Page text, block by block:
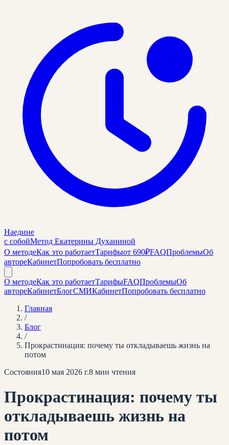
Наедине
с собойМетод Екатерины Духаниной
О методеКак это работаетТарифыот 690₽FAQПроблемыОб
автореКабинетПопробовать бесплатно
О методеКак это работаетТарифыFAQПроблемыОб
автореКабинетБлогСМИКабинетПопробовать бесплатно
Главная
/
Блог
/
Прокрастинация: почему ты откладываешь жизнь на
потом
Состояния10 мая 2026 г.8 мин чтения
Прокрастинация: почему ты
откладываешь жизнь на
потом